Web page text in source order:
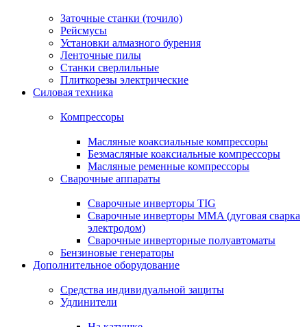
Заточные станки (точило)
Рейсмусы
Установки алмазного бурения
Ленточные пилы
Станки сверлильные
Плиткорезы электрические
Силовая техника
Компрессоры
Масляные коаксиальные компрессоры
Безмасляные коаксиальные компрессоры
Масляные ременные компрессоры
Сварочные аппараты
Сварочные инверторы TIG
Сварочные инверторы MMA (дуговая сварка
электродом)
Сварочные инверторные полуавтоматы
Бензиновые генераторы
Дополнительное оборудование
Средства индивидуальной защиты
Удлинители